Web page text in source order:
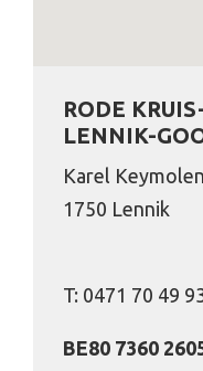
RODE
LENNIK-
Karel
1750 Lennik
T: 0471 70 49
BE80 7360